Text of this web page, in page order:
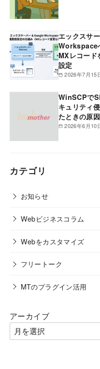
2026年7月15
エックスサ
Workspace
MXレコード
設定
2026年6月10
WinSCPで
キュリティ
たときの原
カテゴリ
お知らせ
Webビジネスコラム
Webをカスタマイズ
フリートーク
MTのプラグイン活用
アーカイブ